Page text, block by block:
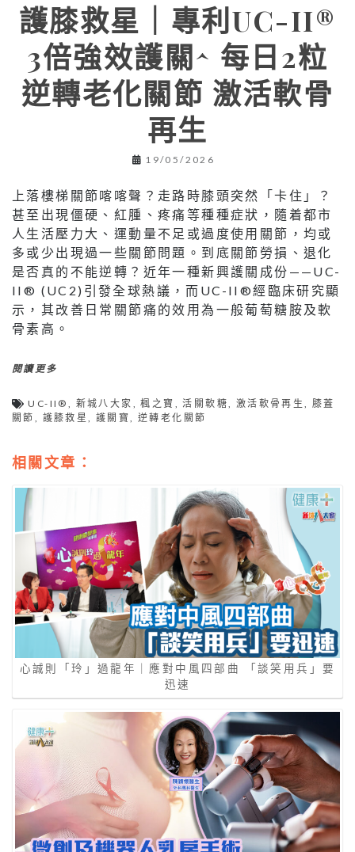
護膝救星｜專利UC-II®
3倍強效護關^ 每日2粒
逆轉老化關節 激活軟骨
再生
19/05/2026
上落樓梯關節喀喀聲？走路時膝頭突然「卡住」？
甚至出現僵硬、紅腫、疼痛等種種症狀，隨着都市
人生活壓力大、運動量不足或過度使用關節，均或
多或少出現過一些關節問題。到底關節勞損、退化
是否真的不能逆轉？近年一種新興護關成份——UC-
II® (UC2)引發全球熱議，而UC-II®經臨床研究顯
示，其改善日常關節痛的效用為一般葡萄糖胺及軟
骨素高。
閱讀更多
UC-II® , 新城八大家 ,楓之寶 ,活關軟糖, 激活軟骨再生,膝蓋
關節 , 護膝救星,護關寶,逆轉老化關節
相關文章：
心誠則「玲」過龍年｜應對中風四部曲 「談笑⽤兵」要
迅速